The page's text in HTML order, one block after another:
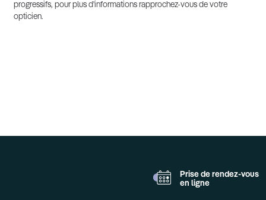
progressifs, pour plus d'informations rapprochez-vous de votre
opticien.
Prise de rendez-vous
en ligne